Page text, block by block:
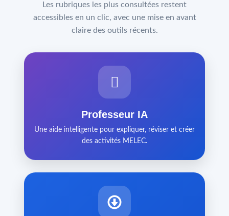
Les rubriques les plus consultées restent
accessibles en un clic, avec une mise en avant
claire des outils récents.
Professeur IA
Une aide intelligente pour expliquer, réviser et créer
des activités MELEC.